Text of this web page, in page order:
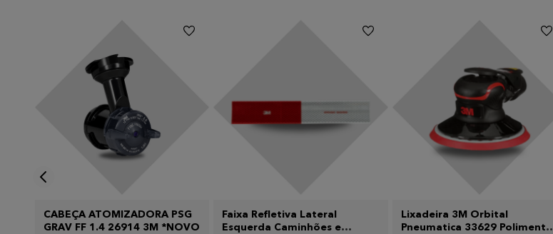
CABEÇA ATOMIZADORA PSG
GRAV FF 1.4 26914 3M *NOVO
Faixa Refletiva Lateral
Esquerda Caminhões e
Lixadeira 3M Orbital
Pneumatica 33629 Polimento